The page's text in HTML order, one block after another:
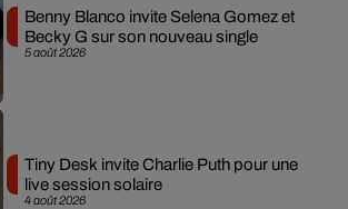
5 août 2026
Benny Blanco invite Selena Gomez et
Becky G sur son nouveau single
4 août 2026
Tiny Desk invite Charlie Puth pour une
live session solaire